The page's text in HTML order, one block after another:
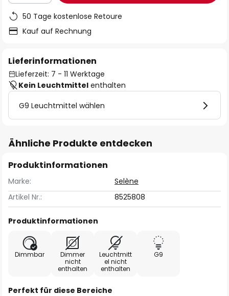
50 Tage kostenlose Retoure
Kauf auf Rechnung
Lieferinformationen
Lieferzeit: 7 - 11 Werktage
Kein Leuchtmittel enthalten
G9 Leuchtmittel wählen
Ähnliche Produkte entdecken
Produktinformationen
Marke:
Selène
Artikel Nr.:
8525808
Produktinformationen
Dimmbar
Dimmer
nicht
enthalten
Leuchtmitt
el nicht
enthalten
G9
Perfekt für diese Bereiche